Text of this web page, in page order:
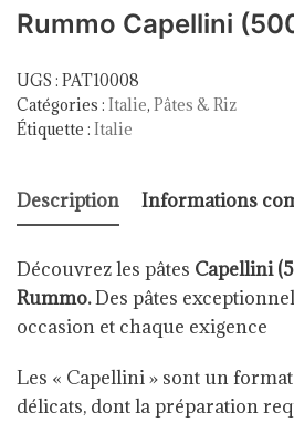
Rummo Capellini
UGS : PAT10008
Catégories : Italie, Pâtes & Riz
Étiquette : Italie
Description Informations
Découvrez les pâtes Capellini
Rummo.Des pâtes
occasion et chaque exigence
Les « Capellini » sont un
délicats, dont la préparation